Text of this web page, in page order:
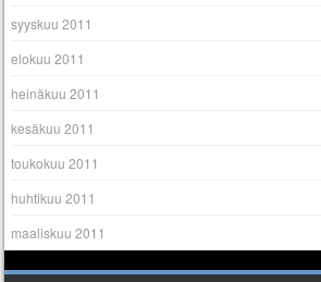
syyskuu 2011
elokuu 2011
heinäkuu 2011
kesäkuu 2011
toukokuu 2011
huhtikuu 2011
maaliskuu 2011